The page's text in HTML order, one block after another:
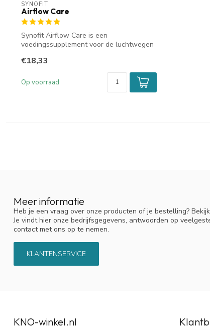
SYNOFIT
Airflow Care
Synofit Airflow Care is een
voedingssupplement voor de luchtwegen
€18,33
Op voorraad
Meer informatie
Heb je een vraag over onze producten of je bestelling?
Je vindt hier onze bedrijfsgegevens, antwoorden op
contact met ons op te nemen.
KLANTENSERVICE
KNO-winkel.nl